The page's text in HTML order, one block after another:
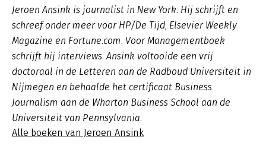
Jeroen Ansink is journalist in New York. Hij schrijft en
schreef onder meer voor HP/De Tijd, Elsevier Weekly
Magazine en Fortune.com. Voor Managementboek
schrijft hij interviews. Ansink voltooide een vrij
doctoraal in de Letteren aan de Radboud Universiteit in
Nijmegen en behaalde het certificaat Business
Journalism aan de Wharton Business School aan de
Universiteit van Pennsylvania.
Alle boeken van Jeroen Ansink